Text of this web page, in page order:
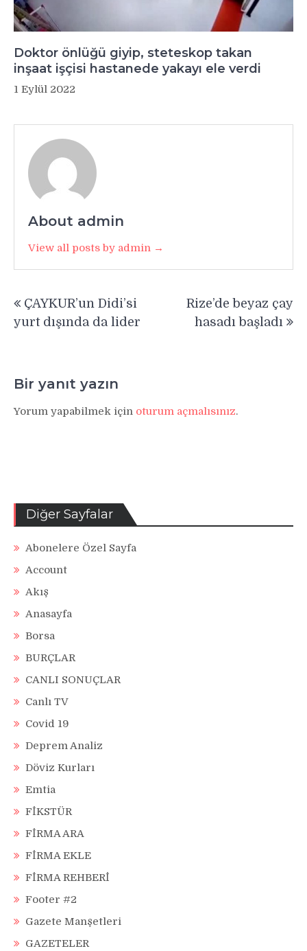
Doktor önlüğü giyip, steteskop takan
inşaat işçisi hastanede yakayı ele verdi
1 Eylül 2022
About admin
View all posts by admin →
gezinmesi
ÇAYKUR’un Didi’si
yurt dışında da lider
Rize’de beyaz çay
hasadı başladı
Bir yanıt yazın
Yorum yapabilmek için oturum açmalısınız.
Diğer Sayfalar
Abonelere Özel Sayfa
Account
Akış
Anasayfa
Borsa
BURÇLAR
CANLI SONUÇLAR
Canlı TV
Covid 19
Deprem Analiz
Döviz Kurları
Emtia
FİKSTÜR
FİRMA ARA
FİRMA EKLE
FİRMA REHBERİ
Footer #2
Gazete Manşetleri
GAZETELER